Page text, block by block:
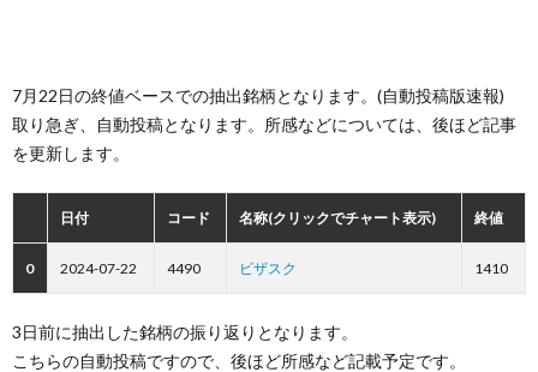
7月22日の終値ベースでの抽出銘柄となります。(自動投稿版速報)
取り急ぎ、自動投稿となります。所感などについては、後ほど記事
を更新します。
日付 コード 名称(クリックでチャート表示) 終値
0 2024-07-22 4490 ビザスク 1410
3日前に抽出した銘柄の振り返りとなります。
こちらの自動投稿ですので、後ほど所感など記載予定です。